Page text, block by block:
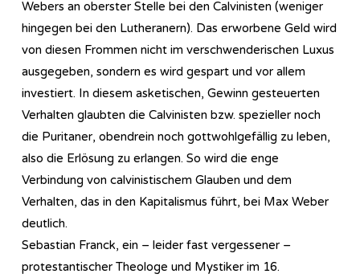
Webers an oberster Stelle bei den Calvinisten (weniger
hingegen bei den Lutheranern). Das erworbene Geld wird
von diesen Frommen nicht im verschwenderischen Luxus
ausgegeben, sondern es wird gespart und vor allem
investiert. In diesem asketischen, Gewinn gesteuerten
Verhalten glaubten die Calvinisten bzw. spezieller noch
die Puritaner, obendrein noch gottwohlgefällig zu leben,
also die Erlösung zu erlangen. So wird die enge
Verbindung von calvinistischem Glauben und dem
Verhalten, das in den Kapitalismus führt, bei Max Weber
deutlich.
Sebastian Franck, ein – leider fast vergessener –
protestantischer Theologe und Mystiker im 16.